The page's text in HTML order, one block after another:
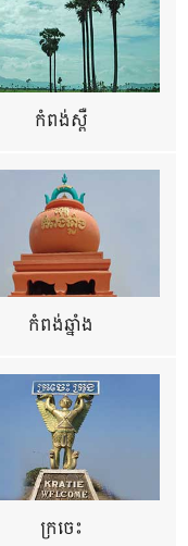
កំពង់ស្ពឺ
កំពង់ឆ្នាំង
ក្រចេះ